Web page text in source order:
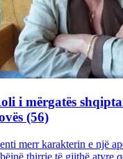
i mërgatës
(56)
merr karakterin e një
thirrje të gjithë atyre